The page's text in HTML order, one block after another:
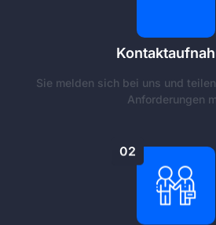
Sie melden sich bei uns und
Anforderungen
02